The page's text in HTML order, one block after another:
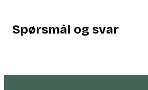
Spørsmål og svar